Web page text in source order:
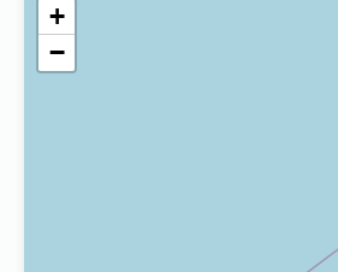
+
−